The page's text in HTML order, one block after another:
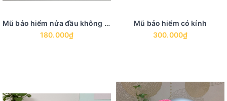
Mũ bảo hiểm nửa đầu không kính
180.000₫
Mũ bảo hiểm có kính
300.000₫